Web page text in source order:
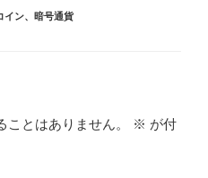
イン、 暗号通貨
とはありません。 ※ が付